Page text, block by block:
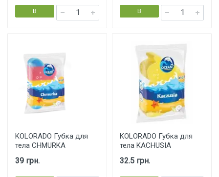
В
корзину
В
корзину
KOLORADO Губка для
тела CHMURKA
39 грн.
KOLORADO Губка для
тела KACHUSIA
32.5 грн.